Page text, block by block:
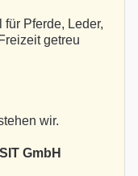
Pferde, Leder,
getreu
wir.
GmbH